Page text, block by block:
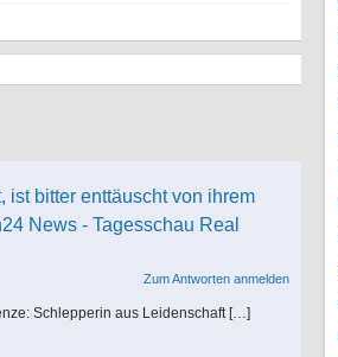
ist bitter enttäuscht von ihrem
News - Tagesschau Real
Zum Antworten anmelden
Schlepperin aus Leidenschaft […]